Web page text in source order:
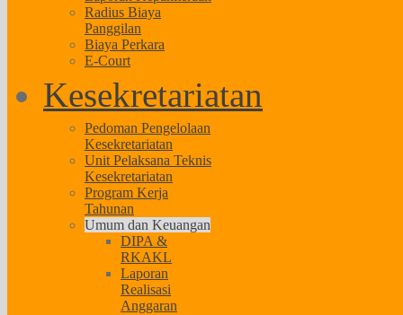
Radius Biaya
Panggilan
Biaya Perkara
E-Court
Kesekretariatan
Pedoman Pengelolaan
Kesekretariatan
Unit Pelaksana Teknis
Kesekretariatan
Program Kerja
Tahunan
Umum dan Keuangan
DIPA &
RKAKL
Laporan
Realisasi
Anggaran